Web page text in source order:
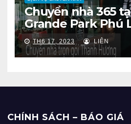
Chuyển nhà 365
Grande Park Phú
TH6 17, 2023 LIÊN
CHÍNH SÁCH – BÁO GIÁ